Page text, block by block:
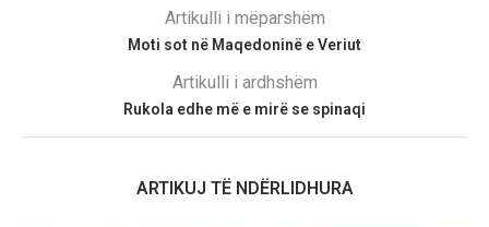
Artikulli i mëparshëm
Moti sot në Maqedoninë e Veriut
Artikulli i ardhshëm
Rukola edhe më e mirë se spinaqi
ARTIKUJ TË NDËRLIDHURA